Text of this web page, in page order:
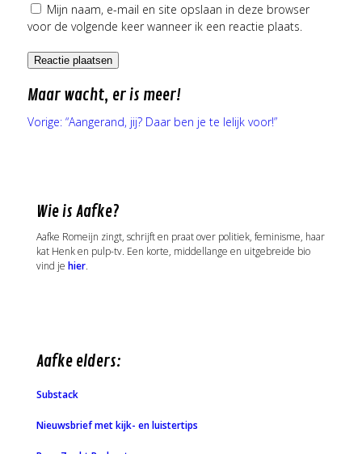
Mijn naam, e-mail en site opslaan in deze browser
voor de volgende keer wanneer ik een reactie plaats.
Maar wacht, er is meer!
Vorige: “Aangerand, jij? Daar ben je te lelijk voor!”
Wie is Aafke?
Aafke Romeijn zingt, schrijft en praat over politiek, feminisme, haar
kat Henk en pulp-tv. Een korte, middellange en uitgebreide bio
vind je hier.
Aafke elders:
Substack
Nieuwsbrief met kijk- en luistertips